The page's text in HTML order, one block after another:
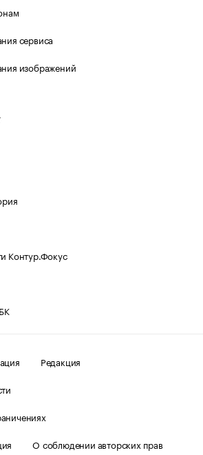
сервиса
изображений
Контур.Фокус
Редакция
О соблюдении авторских прав